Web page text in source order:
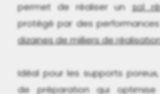
permet de réaliser unsol
protégé par des
dizaines de milliers de
Idéal pour les supports
de préparation qui